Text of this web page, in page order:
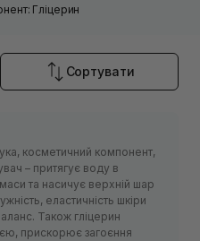
Гліцерин
Сортувати
косметичний компонент,
– притягує воду в
та насичує верхній шар
еластичність шкіри
Також гліцерин
прискорює загоєння